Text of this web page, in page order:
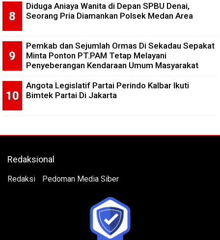
Diduga Aniaya Wanita di Depan SPBU Denai,
Seorang Pria Diamankan Polsek Medan Area
Pemkab dan Sejumlah Ormas Di Sekadau Sepakat
Minta Ponton PT.PAM Tetap Melayani
Penyeberangan Kendaraan Umum Masyarakat
Angota Legislatif Partai Perindo Kalbar Ikuti
Bimtek Partai Di Jakarta
Redaksional
Redaksi Pedoman Media Siber